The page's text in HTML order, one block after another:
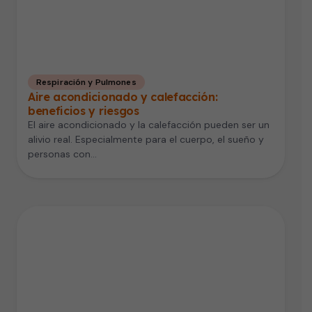
Respiración y Pulmones
Aire acondicionado y calefacción:
beneficios y riesgos
El aire acondicionado y la calefacción pueden ser un
alivio real. Especialmente para el cuerpo, el sueño y
personas con…